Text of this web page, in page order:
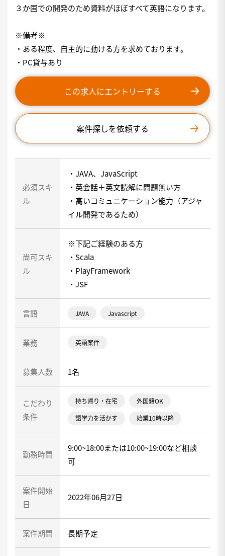
３か国での開発のため資料がほぼすべて英語になります。
※備考※
・ある程度、自主的に動ける方を求めております。
・PC貸与あり
この求人にエントリーする
案件探しを依頼する
必須スキ
ル
・JAVA、JavaScript
・英会話＋英文読解に問題無い方
・高いコミュニケーション能力（アジャ
イル開発であるため）
尚可スキ
ル
※下記ご経験のある方
・Scala
・PlayFramework
・JSF
言語 JAVA Javascript
業務 英語案件
募集人数 1名
こだわり
条件
持ち帰り・在宅 外国籍OK
語学力を活かす 始業10時以降
勤務時間
9:00~18:00または10:00~19:00など相談
可
案件開始
日
2022年06月27日
案件期間 長期予定